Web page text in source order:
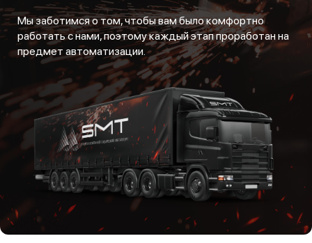
Мы заботимся о том, чтобы вам было комфортно
работать с нами, поэтому каждый этап проработан на
предмет автоматизации.